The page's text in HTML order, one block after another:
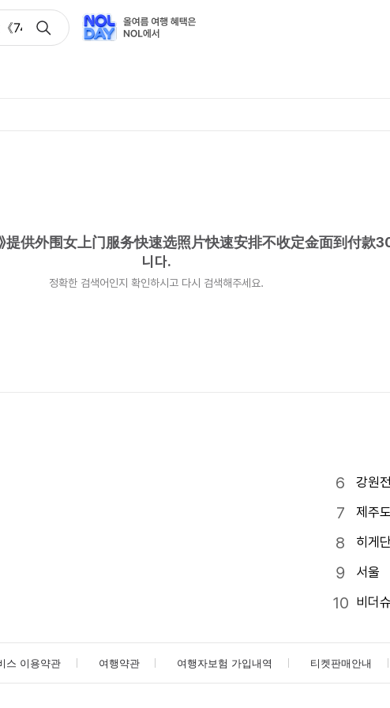
749*3814》提供外围女上门服务快速选照片快速安排不收定金面
提供外围女上门服务快速选照片快速安排不收定金面到付款
니다.
정확한 검색어인지 확인하시고 다시 검색해주세요.
강원
제주도
히게
서울
비더슈
스 이용약관 여행약관 여행자보험 가입내역 티켓판매안내